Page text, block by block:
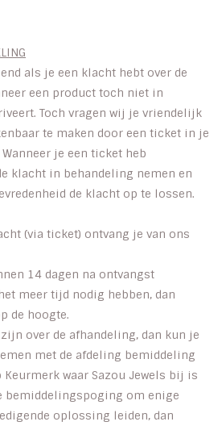
als je een klacht hebt over de
een product toch niet in
Toch vragen wij je vriendelijk
te maken door een ticket in je
je een ticket heb
klacht in behandeling nemen en
de klacht op te lossen.
(via ticket) ontvang je van ons
14 dagen na ontvangst
meer tijd nodig hebben, dan
de hoogte.
over de afhandeling, dan kun je
met de afdeling bemiddeling
waar Sazou Jewels bij is
bemiddelingspoging om enige
oplossing leiden, dan